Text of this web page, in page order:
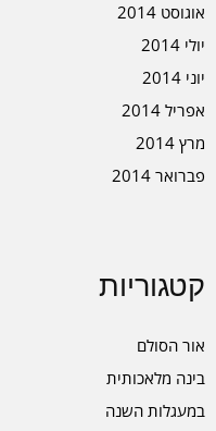
אוגוסט 2014
יולי 2014
יוני 2014
אפריל 2014
מרץ 2014
פברואר 2014
קטגוריות
אור הסולם
בינה מלאכותית
במעגלות השנה